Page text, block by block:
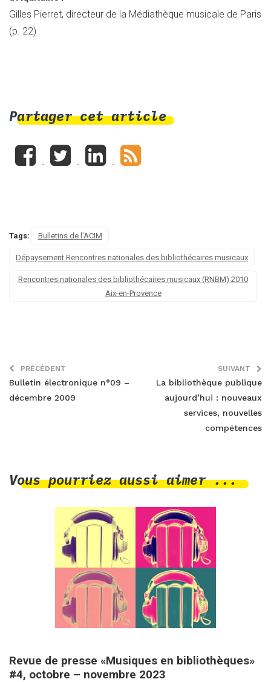
Gilles Pierret, directeur de la Médiathèque musicale de Paris
(p. 22)
Partager cet article
Tags: Bulletins de l'ACIM
Dépaysement Rencontres nationales des bibliothécaires musicaux
Rencontres nationales des bibliothécaires musicaux (RNBM) 2010
Aix-en-Provence
PRÉCÉDENT
Bulletin électronique n°09 –
décembre 2009
SUIVANT
La bibliothèque publique
aujourd’hui : nouveaux
services, nouvelles
compétences
Vous pourriez aussi aimer ...
Revue de presse «Musiques en bibliothèques»
#4, octobre – novembre 2023